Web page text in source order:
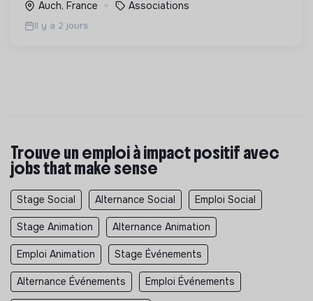
professionnelle.
Auch, France Associations
Il y a 2 jours
Trouve un emploi à impact positif avec
jobs that make sense
Stage Social Alternance Social Emploi Social
Stage Animation Alternance Animation
Emploi Animation Stage Événements
Alternance Événements Emploi Événements